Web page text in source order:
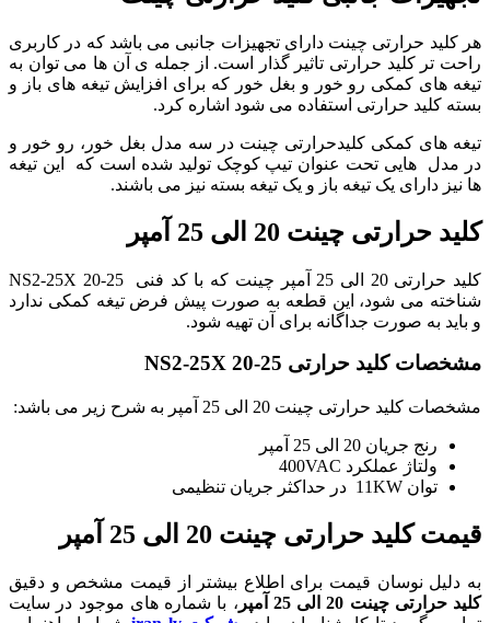
هر کلید حرارتی چینت دارای تجهیزات جانبی می باشد که در کاربری
راحت تر کلید حرارتی تاثیر گذار است. از جمله ی آن ها می توان به
تیغه های کمکی رو خور و بغل خور که برای افزایش تیغه های باز و
بسته کلید حرارتی استفاده می شود اشاره کرد.
تیغه های کمکی کلیدحرارتی چینت در سه مدل بغل خور، رو خور و
در مدل هایی تحت عنوان تیپ کوچک تولید شده است که این تیغه
ها نیز دارای یک تیغه باز و یک تیغه بسته نیز می باشند.
کلید حرارتی چینت 20 الی 25 آمپر
کلید حرارتی 20 الی 25 آمپر چینت که با کد فنی NS2-25X 20-25
شناخته می شود، این قطعه به صورت پیش فرض تیغه کمکی ندارد
و باید به صورت جداگانه برای آن تهیه شود.
مشخصات کلید حرارتی NS2-25X 20-25
مشخصات کلید حرارتی چینت 20 الی 25 آمپر به شرح زیر می باشد:
رنج جریان 20 الی 25 آمپر
ولتاژ عملکرد 400VAC
توان 11KW در حداکثر جریان تنظیمی
قیمت کلید حرارتی چینت 20 الی 25 آمپر
به دلیل نوسان قیمت برای اطلاع بیشتر از قیمت مشخص و دقیق
کلید حرارتی چینت 20 الی 25 آمپر
، با شماره های موجود در سایت